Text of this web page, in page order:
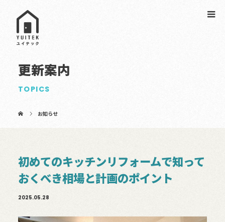
更新案内
TOPICS
お知らせ
初めてのキッチンリフォームで知って
おくべき相場と計画のポイント
2025.05.28